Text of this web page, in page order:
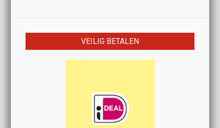
VEILIG BETALEN